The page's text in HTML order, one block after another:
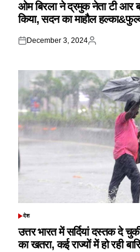
ओम बिरला ने द्रमुक नेता टी आर
किया, सदन का माहौल
Posted
December 3, 2024
Posted
POSTED
देश
उत्तर भारत में सर्दियां दस्तक दे
का खतरा, कई राज्यों में हो रही